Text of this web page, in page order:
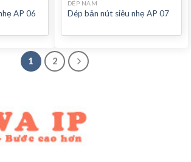
AP 06
DÉP NAM
Dép bản nút siêu nhẹ AP 07
1 2